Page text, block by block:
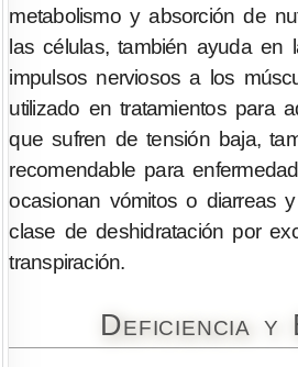
metabolismo y absorción de
las células, también ayuda en
impulsos nerviosos a los
utilizado en tratamientos para
que sufren de tensión baja,
recomendable para
ocasionan vómitos o diarreas
clase de deshidratación por
transpiración.
Deficiencia y